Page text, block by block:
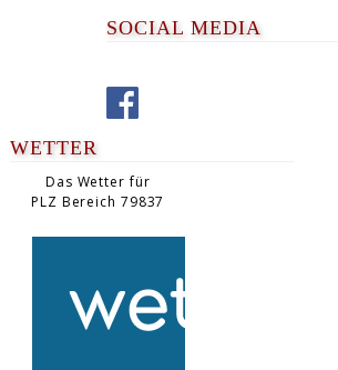
SOCIAL MEDIA
WETTER
Das Wetter für
PLZ Bereich 79837